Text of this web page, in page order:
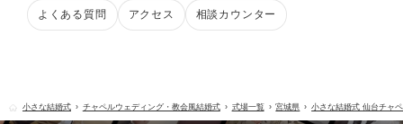
よくある質問 アクセス 相談カウンター
小さな結婚式 チャペルウェディング・教会風結婚式 式場一覧 宮城県 小さな結婚式 仙台チャ